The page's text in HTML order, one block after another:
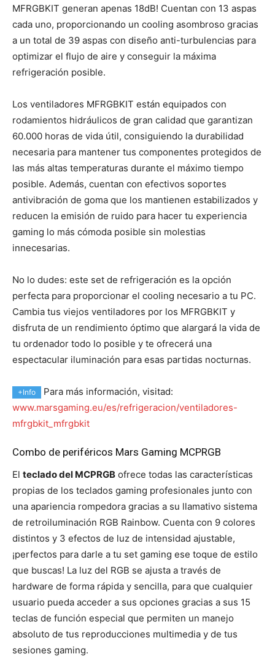
MFRGBKIT generan apenas 18dB! Cuentan con 13 aspas
cada uno, proporcionando un cooling asombroso gracias
a un total de 39 aspas con diseño anti-turbulencias para
optimizar el flujo de aire y conseguir la máxima
refrigeración posible.
Los ventiladores MFRGBKIT están equipados con
rodamientos hidráulicos de gran calidad que garantizan
60.000 horas de vida útil, consiguiendo la durabilidad
necesaria para mantener tus componentes protegidos de
las más altas temperaturas durante el máximo tiempo
posible. Además, cuentan con efectivos soportes
antivibración de goma que los mantienen estabilizados y
reducen la emisión de ruido para hacer tu experiencia
gaming lo más cómoda posible sin molestias
innecesarias.
No lo dudes: este set de refrigeración es la opción
perfecta para proporcionar el cooling necesario a tu PC.
Cambia tus viejos ventiladores por los MFRGBKIT y
disfruta de un rendimiento óptimo que alargará la vida de
tu ordenador todo lo posible y te ofrecerá una
espectacular iluminación para esas partidas nocturnas.
+Info
Para más información, visitad:
www.marsgaming.eu/es/refrigeracion/ventiladores-
mfrgbkit_mfrgbkit
Combo de periféricos Mars Gaming MCPRGB
El teclado del MCPRGB ofrece todas las características
propias de los teclados gaming profesionales junto con
una apariencia rompedora gracias a su llamativo sistema
de retroiluminación RGB Rainbow. Cuenta con 9 colores
distintos y 3 efectos de luz de intensidad ajustable,
¡perfectos para darle a tu set gaming ese toque de estilo
que buscas! La luz del RGB se ajusta a través de
hardware de forma rápida y sencilla, para que cualquier
usuario pueda acceder a sus opciones gracias a sus 15
teclas de función especial que permiten un manejo
absoluto de tus reproducciones multimedia y de tus
sesiones gaming.